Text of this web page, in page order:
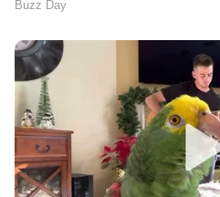
DOWNLOAD APP
RECOMMENDED STORIES